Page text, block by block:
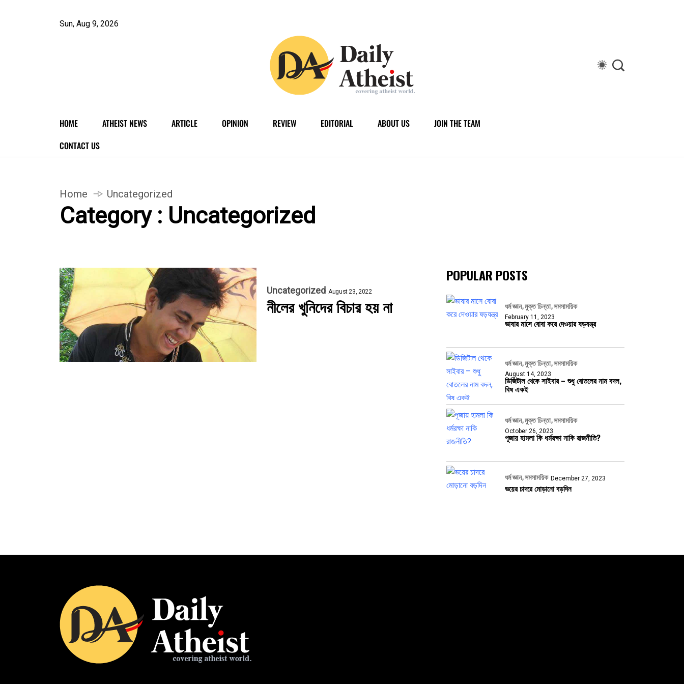
Sun, Aug 9, 2026
HOME ATHEIST NEWS ARTICLE OPINION REVIEW EDITORIAL ABOUT US
JOIN THE TEAM
CONTACT US
Home Uncategorized
Category : Uncategorized
Uncategorized August 23, 2022
নীলের খুনিদের বিচার হয় না
POPULAR POSTS
ধর্ম জ্ঞান মুক্ত চিন্তা সমসাময়িক
February 11, 2023
ভাষার মাসে বোবা করে দেওয়ার ষড়যন্ত্র
ধর্ম জ্ঞান মুক্ত চিন্তা সমসাময়িক
August 14, 2023
ডিজিটাল থেকে সাইবার – শুধু বোতলের নাম বদল,
বিষ একই
ধর্ম জ্ঞান মুক্ত চিন্তা সমসাময়িক
October 26, 2023
পূজায় হামলা কি ধর্মরক্ষা নাকি রাজনীতি?
ধর্ম জ্ঞান সমসাময়িক December 27, 2023
ভয়ের চাদরে মোড়ানো বড়দিন